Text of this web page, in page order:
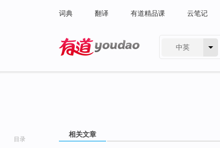
词典 翻译 有道精品课 云笔记
中英
目录
相关文章